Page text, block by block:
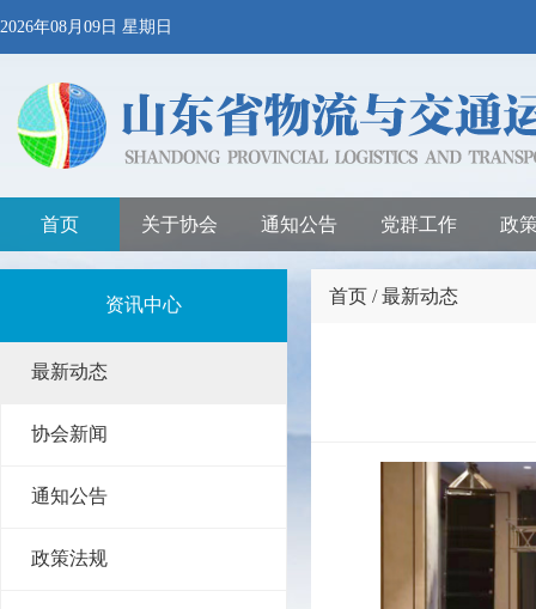
2026年08月09日 星期日
首页 关于协会 通知公告 党群工作 政
资讯中心
最新动态
协会新闻
通知公告
政策法规
首页 / 最新动态